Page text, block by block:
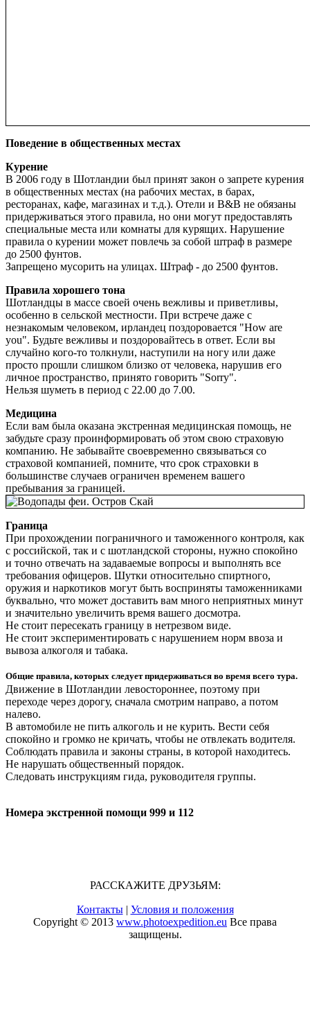
Поведение в общественных местах
Курение
В 2006 году в Шотландии был принят закон о запрете курения
в общественных местах (на рабочих местах, в барах,
ресторанах, кафе, магазинах и т.д.). Отели и В&В не обязаны
придерживаться этого правила, но они могут предоставлять
специальные места или комнаты для курящих. Нарушение
правила о курении может повлечь за собой штраф в размере
до 2500 фунтов.
Запрещено мусорить на улицах. Штраф - до 2500 фунтов.
Правила хорошего тона
Шотландцы в массе своей очень вежливы и приветливы,
особенно в сельской местности. При встрече даже с
незнакомым человеком, ирландец поздоровается "How are
you". Будьте вежливы и поздоровайтесь в ответ. Если вы
случайно кого-то толкнули, наступили на ногу или даже
просто прошли слишком близко от человека, нарушив его
личное пространство, принято говорить "Sorry".
Нельзя шуметь в период с 22.00 до 7.00.
Медицина
Если вам была оказана экстренная медицинская помощь, не
забудьте сразу проинформировать об этом свою страховую
компанию. Не забывайте своевременно связываться со
страховой компанией, помните, что срок страховки в
большинстве случаев ограничен временем вашего
пребывания за границей.
Граница
При прохождении пограничного и таможенного контроля, как
с российской, так и с шотландской стороны, нужно спокойно
и точно отвечать на задаваемые вопросы и выполнять все
требования офицеров. Шутки относительно спиртного,
оружия и наркотиков могут быть восприняты таможенниками
буквально, что может доставить вам много неприятных минут
и значительно увеличить время вашего досмотра.
Не стоит пересекать границу в нетрезвом виде.
Не стоит экспериментировать с нарушением норм ввоза и
вывоза алкоголя и табака.
Общие правила, которых следует придерживаться во время всего тура.
Движение в Шотландии левостороннее, поэтому при
переходе через дорогу, сначала смотрим направо, а потом
налево.
В автомобиле не пить алкоголь и не курить. Вести себя
спокойно и громко не кричать, чтобы не отвлекать водителя.
Соблюдать правила и законы страны, в которой находитесь.
Не нарушать общественный порядок.
Следовать инструкциям гида, руководителя группы.
Номера экстренной помощи 999 и 112
РАССКАЖИТЕ ДРУЗЬЯМ:
Контакты| Условия и положения
Copyright © 2013 www.photoexpedition.eu Все права
защищены.